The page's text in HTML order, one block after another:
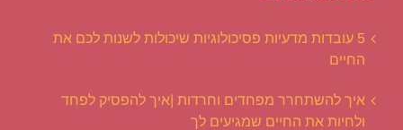
5 עובדות מדעיות פסיכולוגיות שיכולות לשנות לכם את
החיים
איך להשתחרר מפחדים וחרדות |איך להפסיק לפחד
ולחיות את החיים שמגיעים לך